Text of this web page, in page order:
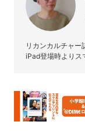
リカンカルチャー
iPad登場時よりス